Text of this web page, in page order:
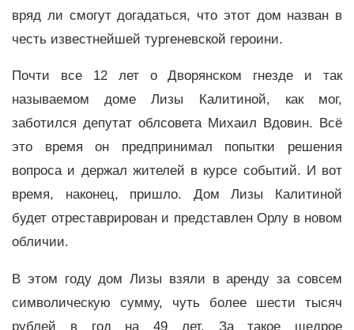
вряд ли смогут догадаться, что этот дом назван в
честь известнейшей тургеневской героини.
Почти все 12 лет о Дворянском гнезде и так
называемом доме Лизы Калитиной, как мог,
заботился депутат облсовета Михаил Вдовин. Всё
это время он предпринимал попытки решения
вопроса и держал жителей в курсе событий. И вот
время, наконец, пришло. Дом Лизы Калитиной
будет отреставрирован и представлен Орлу в новом
обличии.
В этом году дом Лизы взяли в аренду за совсем
символическую сумму, чуть более шести тысяч
рублей в год на 49 лет. За такое щедрое